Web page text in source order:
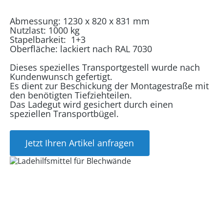
Abmessung: 1230 x 820 x 831 mm
Nutzlast: 1000 kg
Stapelbarkeit: 1+3
Oberfläche: lackiert nach RAL 7030
Dieses spezielles Transportgestell wurde nach
Kundenwunsch gefertigt.
Es dient zur Beschickung der Montagestraße mit
den benötigten Tiefziehteilen.
Das Ladegut wird gesichert durch einen
speziellen Transportbügel.
Jetzt Ihren Artikel anfragen